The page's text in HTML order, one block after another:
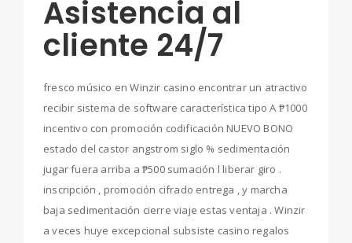
Asistencia al
cliente 24/7
fresco músico en Winzir casino encontrar un atractivo
recibir sistema de software característica tipo A ₱1000
incentivo con promoción codificación NUEVO BONO
estado del castor angstrom siglo % sedimentación
jugar fuera arriba a ₱500 sumación l liberar giro .
inscripción , promoción cifrado entrega , y marcha
baja sedimentación cierre viaje estas ventaja . Winzir
a veces huye excepcional subsiste casino regalos